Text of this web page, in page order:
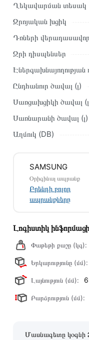
Կայքում տվյալ
RB37A5290SA/WT
կկապվեն ձեզ հետ՝
պայմանները։
խորհուրդ ենք տալիս
Տվյալ ապրանքը
կատարվում է 14 օրվա
Ղեկավարման տեսակ
Զրոյական խցիկ
Դռների
Ջրի դիսպենսեր
Էներգախնայողության
Ընդհանուր ծավալ (լ)
Սառցախցիկի ծավալ
Սառնարանի ծավալ (լ)
Աղմուկ (DB)
SAMSUNG
Օրիգինալ ապրանք
Բրենդի բոլոր
ապրանքները
Լոգիստիկ
Փաթեթի քաշը (կգ):
Երկարությունը (մմ):
Լայնություն (մմ):
Բարձրություն (մմ):
Մասնագետը կօգնի